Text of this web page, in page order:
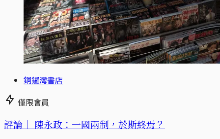
銅鑼灣書店
僅限會員
評論｜ 陳永政：一國兩制，於斯終焉？